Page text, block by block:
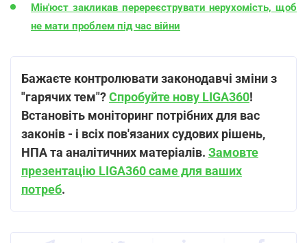
Мін'юст закликав перереєструвати нерухомість, щоб
не мати проблем під час війни
Бажаєте контролювати законодавчі зміни з
"гарячих тем"?Спробуйте нову LIGA360!
Встановіть моніторинг потрібних для вас
законів - і всіх пов'язаних судових рішень,
НПА та аналітичних матеріалів. Замовте
презентацію LIGA360 саме для ваших
потреб.